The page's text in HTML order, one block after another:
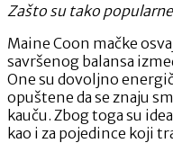
Zašto su tako
Maine Coon mačke
savršenog balansa
One su dovoljno
opuštene da se znaju
kauču. Zbog toga su
kao i za pojedince koji